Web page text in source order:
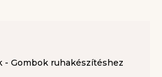
- Gombok ruhakészítéshez